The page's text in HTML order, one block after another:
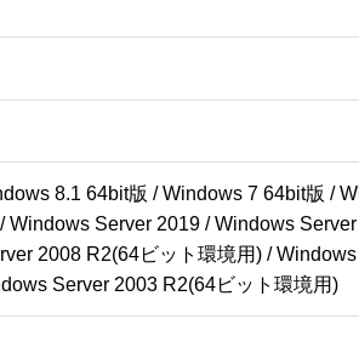
8.1 64bit版 / Windows 7 64bit版 /
Server 2019 / Windows
2008 R2(64ビット環境用) /
Server 2003 R2(64ビット環境用)